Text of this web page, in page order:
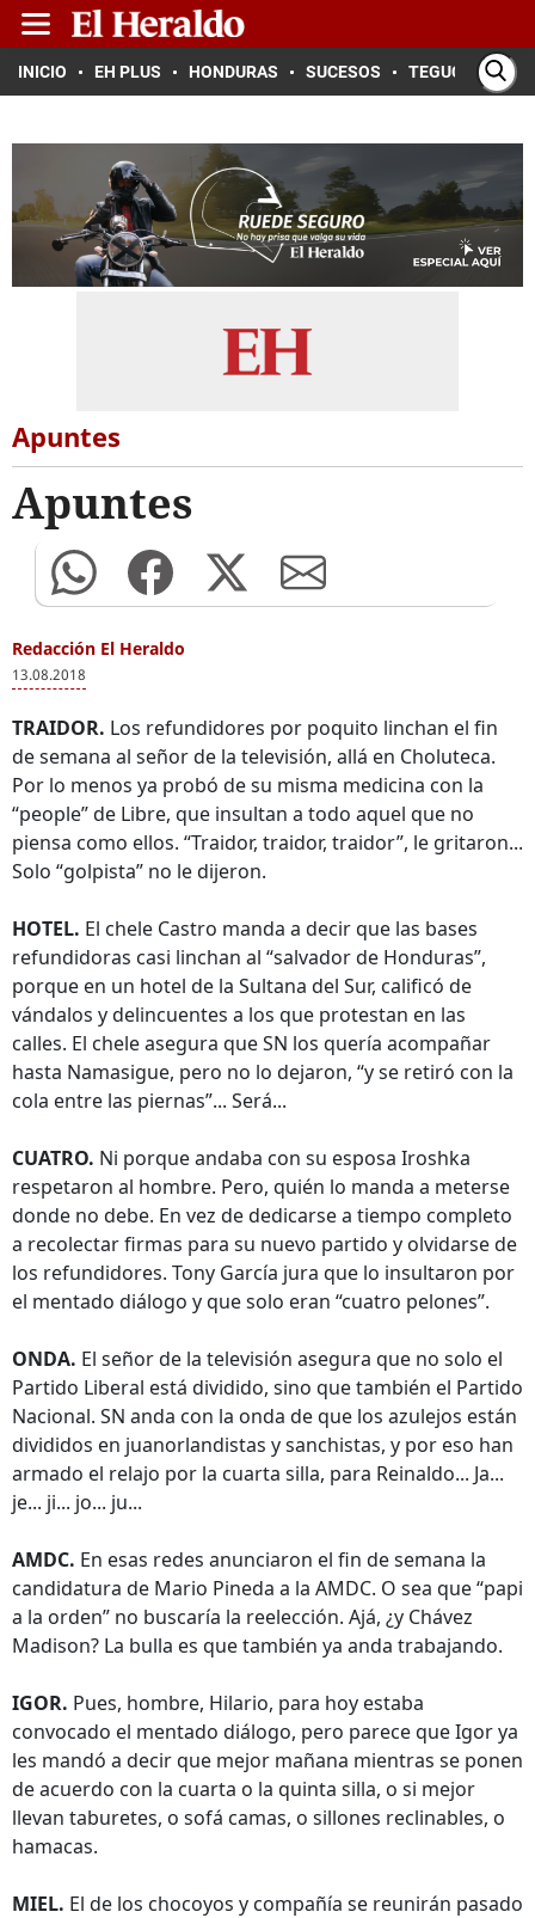
INICIO EH PLUS HONDURAS SUCESOS TEGUCIGALPA
Apuntes
Apuntes
Redacción El Heraldo
13.08.2018
TRAIDOR. Los refundidores por poquito linchan el fin
de semana al señor de la televisión, allá en Choluteca.
Por lo menos ya probó de su misma medicina con la
“people” de Libre, que insultan a todo aquel que no
piensa como ellos. “Traidor, traidor, traidor”, le gritaron...
Solo “golpista” no le dijeron.
HOTEL. El chele Castro manda a decir que las bases
refundidoras casi linchan al “salvador de Honduras”,
porque en un hotel de la Sultana del Sur, calificó de
vándalos y delincuentes a los que protestan en las
calles. El chele asegura que SN los quería acompañar
hasta Namasigue, pero no lo dejaron, “y se retiró con la
cola entre las piernas”... Será...
CUATRO. Ni porque andaba con su esposa Iroshka
respetaron al hombre. Pero, quién lo manda a meterse
donde no debe. En vez de dedicarse a tiempo completo
a recolectar firmas para su nuevo partido y olvidarse de
los refundidores. Tony García jura que lo insultaron por
el mentado diálogo y que solo eran “cuatro pelones”.
ONDA. El señor de la televisión asegura que no solo el
Partido Liberal está dividido, sino que también el Partido
Nacional. SN anda con la onda de que los azulejos están
divididos en juanorlandistas y sanchistas, y por eso han
armado el relajo por la cuarta silla, para Reinaldo... Ja...
je... ji... jo... ju...
AMDC. En esas redes anunciaron el fin de semana la
candidatura de Mario Pineda a la AMDC. O sea que “papi
a la orden” no buscaría la reelección. Ajá, ¿y Chávez
Madison? La bulla es que también ya anda trabajando.
IGOR. Pues, hombre, Hilario, para hoy estaba
convocado el mentado diálogo, pero parece que Igor ya
les mandó a decir que mejor mañana mientras se ponen
de acuerdo con la cuarta o la quinta silla, o si mejor
llevan taburetes, o sofá camas, o sillones reclinables, o
hamacas.
MIEL. El de los chocoyos y compañía se reunirán pasado